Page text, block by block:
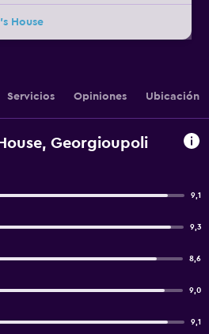
House
Servicios Opiniones Ubicación
Georgioupoli
9,1
9,3
8,6
9,0
9,1